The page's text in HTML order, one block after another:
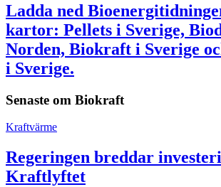
Ladda ned
kartor: Pellets i Sverige,
Norden, Biokraft i Sverige
i Sverige.
Senaste om Biokraft
Kraftvärme
Regeringen breddar
Kraftlyftet